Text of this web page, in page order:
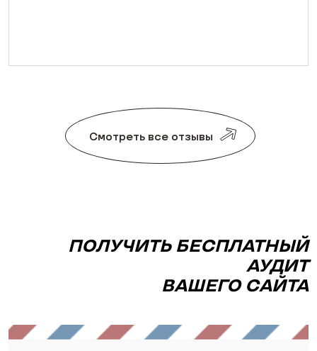
Смотреть все отзывы
ПОЛУЧИТЬ БЕСПЛАТНЫЙ
АУДИТ
ВАШЕГО САЙТА